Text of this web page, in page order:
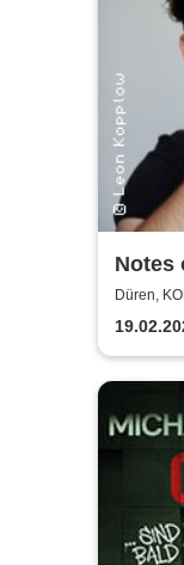
Notes
von
Düren,